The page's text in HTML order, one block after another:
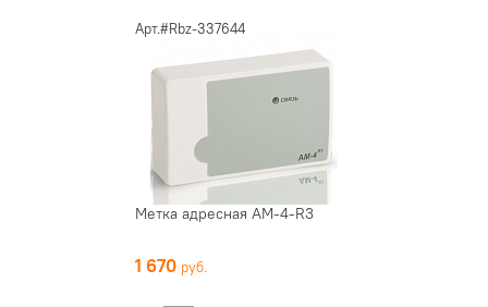
Арт.#Rbz-337644
Метка адресная АМ-4-R3
1 670